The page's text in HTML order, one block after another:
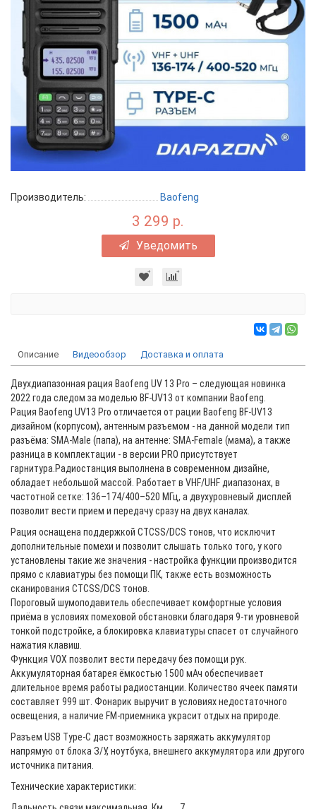
Производитель: Baofeng
3 299 р.
Уведомить
Описание Видеообзор Доставка и оплата
Двухдиапазонная рация Baofeng UV 13 Pro – следующая новинка
2022 года следом за моделью BF-UV13 от компании Baofeng.
Рация Baofeng UV13 Pro отличается от рации Baofeng BF-UV13
дизайном (корпусом), антенным разъемом - на данной модели тип
разъёма: SMA-Male (папа), на антенне: SMA-Female (мама), а также
разница в комплектации - в версии PRO присутствует
гарнитура. Радиостанция выполнена в современном дизайне,
обладает небольшой массой. Работает в VHF/UHF диапазонах, в
частотной сетке: 136–174/400–520 МГц, а двухуровневый дисплей
позволит вести прием и передачу сразу на двух каналах.
Рация оснащена поддержкой CTCSS/DCS тонов, что исключит
дополнительные помехи и позволит слышать только того, у кого
установлены такие же значения - настройка функции производится
прямо с клавиатуры без помощи ПК, также есть возможность
сканирования CTCSS/DCS тонов.
Пороговый шумоподавитель обеспечивает комфортные условия
приёма в условиях помеховой обстановки благодаря 9-ти уровневой
тонкой подстройке, а блокировка клавиатуры спасет от случайного
нажатия клавиш.
Функция VOX позволит вести передачу без помощи рук.
Аккумуляторная батарея ёмкостью 1500 мАч обеспечивает
длительное время работы радиостанции. Количество ячеек памяти
составляет 999 шт. Фонарик выручит в условиях недостаточного
освещения, а наличие FM-приемника украсит отдых на природе.
Разъем USB Type-C даст возможность заряжать аккумулятор
напрямую от блока З/У, ноутбука, внешнего аккумулятора или другого
источника питания.
Технические характеристики: